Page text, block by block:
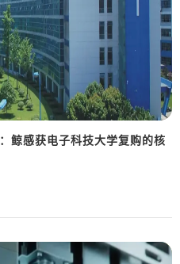
鲸感获电子科技大学复购的核